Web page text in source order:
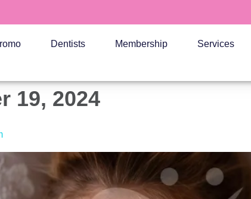
Dentists Membership Services
19, 2024